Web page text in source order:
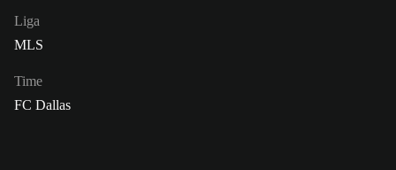
Liga
MLS
Time
FC Dallas